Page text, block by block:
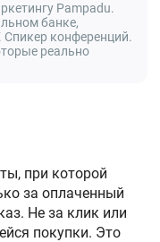
Pampadu.
банке,
Спикер конференций.
реально
при которой
за оплаченный
Не за клик или
покупки. Это